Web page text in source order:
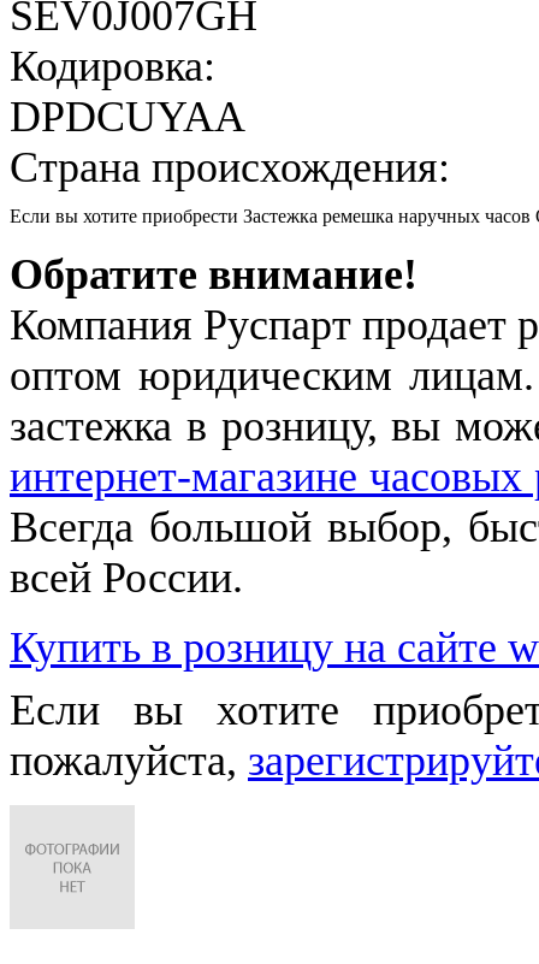
SEV0J007GH
Кодировка:
DPDCUYAA
Страна происхождения:
Если вы хотите приобрести Застежка ремешка наручных
Обратите внимание!
Компания Руспарт продает
оптом юридическим
застежка в розницу, вы
интернет-магазине
Всегда большой выбор,
всей России.
Купить в розницу на сайте
Если вы хотите
пожалуйста,